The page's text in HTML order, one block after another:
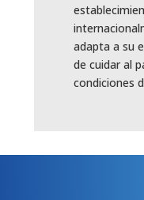
adapta a su
de cuidar al
condiciones